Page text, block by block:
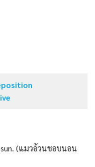
(แมวอ้วนชอบนอน